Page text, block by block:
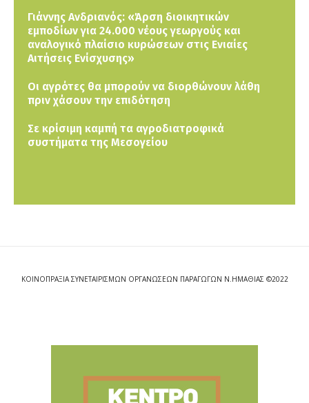
Γιάννης Ανδριανός: «Άρση διοικητικών
εμποδίων για 24.000 νέους γεωργούς και
αναλογικό πλαίσιο κυρώσεων στις Ενιαίες
Αιτήσεις Ενίσχυσης»
Οι αγρότες θα μπορούν να διορθώνουν λάθη
πριν χάσουν την επιδότηση
Σε κρίσιμη καμπή τα αγροδιατροφικά
συστήματα της Μεσογείου
ΚΟΙΝΟΠΡΑΞΙΑ ΣΥΝΕΤΑΙΡΙΣΜΩΝ ΟΡΓΑΝΩΣΕΩΝ ΠΑΡΑΓΩΓΩΝ Ν.ΗΜΑΘΙΑΣ ©2022